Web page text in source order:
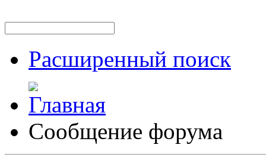
Расширенный поиск
Сообщение форума